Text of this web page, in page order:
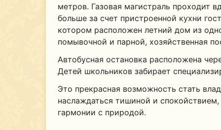
метров. Газовая магистраль проходит
больше за счет пристроенной кухни
котором расположен летний дом из
помывочной и парной, хозяйственная
Автобусная остановка расположена
Детей школьников забирает
Это прекрасная возможность стать
наслаждаться тишиной и
гармонии с природой.